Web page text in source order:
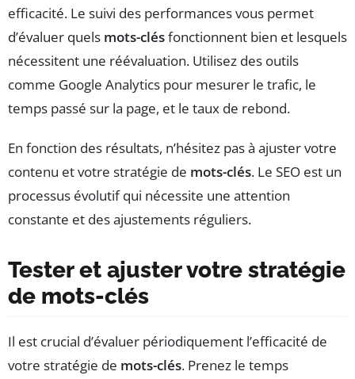
efficacité. Le suivi des performances vous permet
d’évaluer quels mots-clésfonctionnent bien et lesquels
nécessitent une réévaluation. Utilisez des outils
comme Google Analytics pour mesurer le trafic, le
temps passé sur la page, et le taux de rebond.
En fonction des résultats, n’hésitez pas à ajuster votre
contenu et votre stratégie de mots-clés. Le SEO est un
processus évolutif qui nécessite une attention
constante et des ajustements réguliers.
Tester et ajuster votre stratégie
de mots-clés
Il est crucial d’évaluer périodiquement l’efficacité de
votre stratégie de mots-clés. Prenez le temps